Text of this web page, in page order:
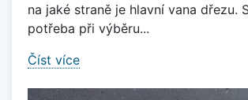
na jaké straně je hlavní vana dřezu.
potřeba při výběru...
Číst více